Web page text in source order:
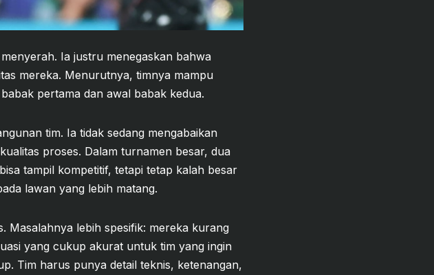
Ia justru menegaskan bahwa
mereka. Menurutnya, timnya mampu
pertama dan awal babak kedua.
tim. Ia tidak sedang mengabaikan
proses. Dalam turnamen besar, dua
tampil kompetitif, tetapi tetap kalah besar
lawan yang lebih matang.
Masalahnya lebih spesifik: mereka kurang
yang cukup akurat untuk tim yang ingin
Tim harus punya detail teknis, ketenangan,